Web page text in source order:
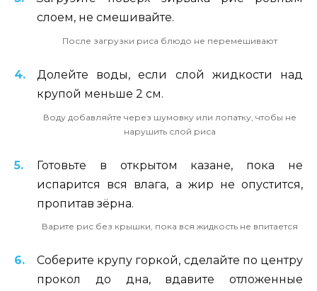
слоем, не смешивайте.
После загрузки риса блюдо не перемешивают
Долейте воды, если слой жидкости над
крупой меньше 2 см.
Воду добавляйте через шумовку или лопатку, чтобы не
нарушить слой риса
Готовьте в открытом казане, пока не
испарится вся влага, а жир не опустится,
пропитав зёрна.
Варите рис без крышки, пока вся жидкость не впитается
Соберите крупу горкой, сделайте по центру
прокол до дна, вдавите отложенные